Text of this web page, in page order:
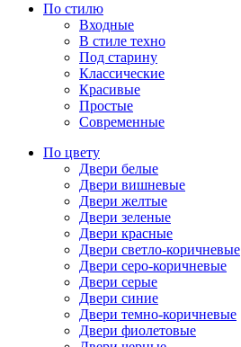
По стилю
Входные
В стиле техно
Под старину
Классические
Красивые
Простые
Современные
По цвету
Двери белые
Двери вишневые
Двери желтые
Двери зеленые
Двери красные
Двери светло-коричневые
Двери серо-коричневые
Двери серые
Двери синие
Двери темно-коричневые
Двери фиолетовые